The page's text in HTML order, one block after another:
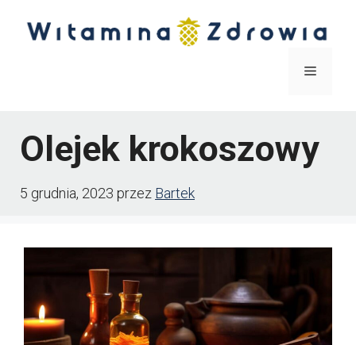
Menu
Olejek krokoszowy
5 grudnia, 2023 przez Bartek